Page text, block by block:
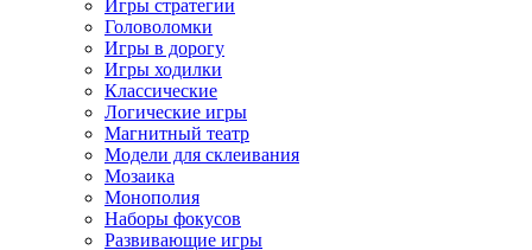
Игры стратегии
Головоломки
Игры в дорогу
Игры ходилки
Классические
Логические игры
Магнитный театр
Модели для склеивания
Мозаика
Монополия
Наборы фокусов
Развивающие игры